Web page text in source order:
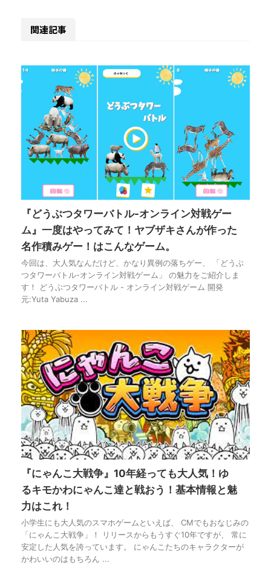
関連記事
『どうぶつタワーバトル-オンライン対戦ゲー
ム』一度はやってみて！ヤブザキさんが作った
名作積みゲー！はこんなゲーム。
今回は、大人気なんだけど、かなり異例の落ちゲー、 「どうぶ
つタワーバトル-オンライン対戦ゲーム」 の魅力をご紹介しま
す！ どうぶつタワーバトル - オンライン対戦ゲーム 開発
元:Yuta Yabuza ...
『にゃんこ大戦争』10年経っても大人気！ゆ
るキモかわにゃんこ達と戦おう！基本情報と魅
力はこれ！
小学生にも大人気のスマホゲームといえば、 CMでもおなじみの
「にゃんこ大戦争」！ リリースからもうすぐ10年ですが、 常に
安定した人気を誇っています。 にゃんこたちのキャラクターが
かわいいのはもちろん ...